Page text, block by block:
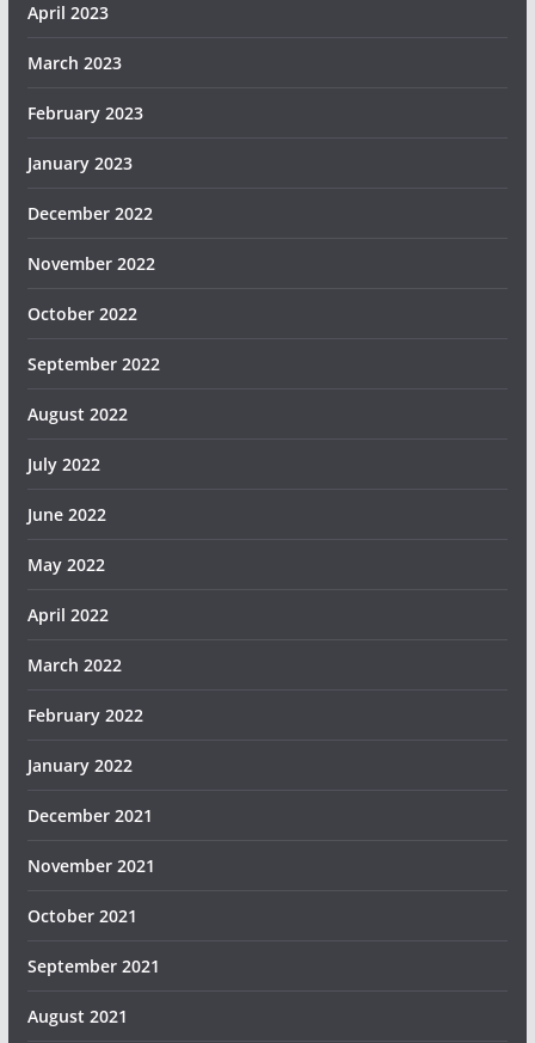
April 2023
March 2023
February 2023
January 2023
December 2022
November 2022
October 2022
September 2022
August 2022
July 2022
June 2022
May 2022
April 2022
March 2022
February 2022
January 2022
December 2021
November 2021
October 2021
September 2021
August 2021